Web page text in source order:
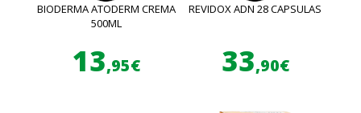
BIODERMA ATODERM CREMA
500ML
13,95€
REVIDOX ADN 28 CAPSULAS
33,90€